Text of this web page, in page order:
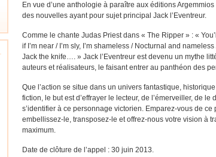
En vue d’une anthologie à paraître aux éditions
des nouvelles ayant pour sujet principal Jack l’Eventreur.
Comme le chante Judas Priest dans « The Ripper » : «
if I’m near / I’m sly, I’m shameless / Nocturnal and
Jack the knife…. » Jack l’Eventreur est devenu un mythe
auteurs et réalisateurs, le faisant entrer au panthéon des
Que l’action se situe dans un univers fantastique,
fiction, le but est d’effrayer le lecteur, de l’émerveiller, de
s’identifier à ce personnage victorien. Emparez-vous de
embellissez-le, transposez-le et offrez-nous votre vision à
maximum.
Date de clôture de l’appel : 30 juin 2013.